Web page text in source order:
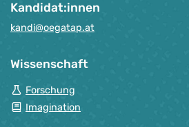
Kandidat:innen
kandi@oegatap.at
Wissenschaft
Forschung
Imagination